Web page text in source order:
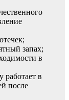
запах;
в
работает в
после